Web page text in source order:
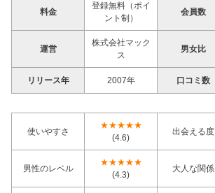
料金
登録無料（ポイ
ント制）
会員数
運営
株式会社マック
ス
男女比
リリース年 2007年 口コミ数
使いやすさ
★★★★★
(4.6)
出会える度
男性のレベル
★★★★★
(4.3)
大人な関係